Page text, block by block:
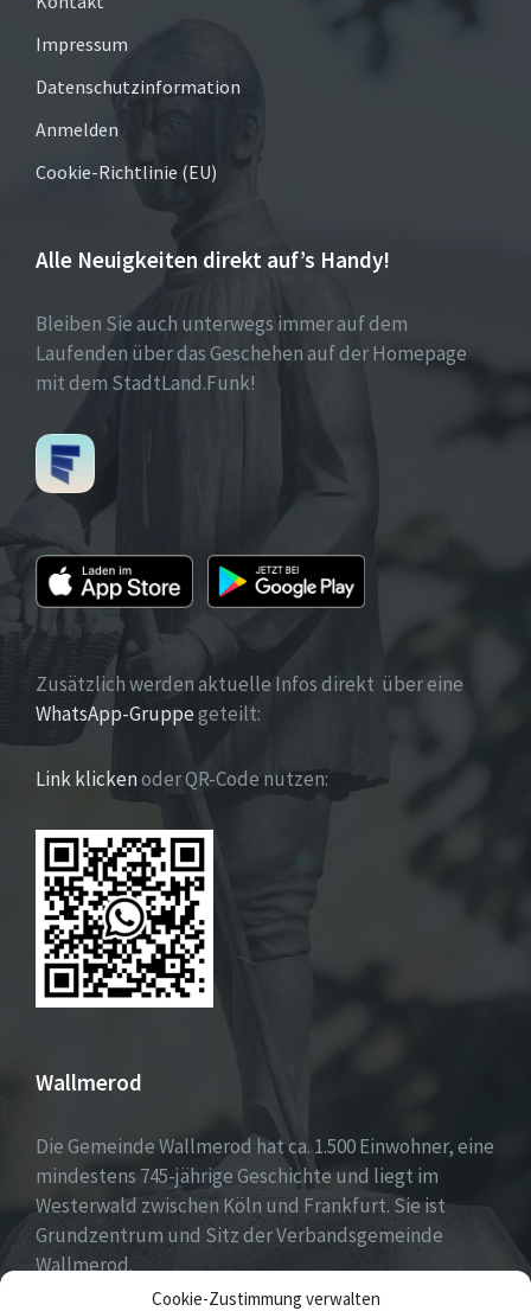
Cookie-Zustimmung verwalten
Impressum
Datenschutzinformation
Anmelden
Cookie-Richtlinie (EU)
Alle Neuigkeiten direkt auf’s Handy!
Bleiben Sie auch unterwegs immer auf dem
Laufenden über das Geschehen auf der Homepage
mit dem StadtLand.Funk!
Zusätzlich werden aktuelle Infos direkt über eine
WhatsApp-Gruppegeteilt:
Link klickenoder QR-Code nutzen:
Wallmerod
Die Gemeinde Wallmerod hat ca. 1.500 Einwohner, eine
mindestens 745-jährige Geschichte und liegt im
Westerwald zwischen Köln und Frankfurt. Sie ist
Grundzentrum und Sitz der Verbandsgemeinde
Wallmerod.